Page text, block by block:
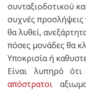
συνταξιοδοτικού
συχνές
θα λυθεί,
πόσες μονάδες θα
Υποκρισία ή
Είναι λυπηρό
απόστρατοι